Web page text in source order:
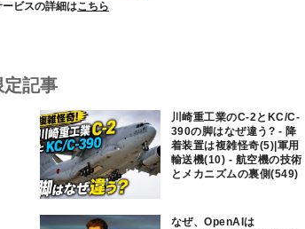
ービスの詳細はこちら
定記事
川崎重工業のC-2とKC/C-
390の脚はなぜ違う? - 降
着装置は複雑怪奇(5)|軍用
輸送機(10) - 航空機の技術
とメカニズムの裏側(549)
なぜ、OpenAIは